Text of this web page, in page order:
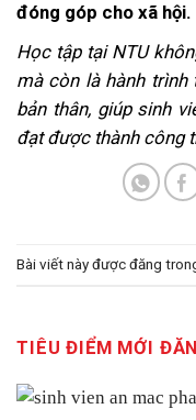
đóng góp cho xã hội.
Học tập tại NTU
mà còn là hành trình
bản thân, giúp sinh
đạt được thành công
Bài viết này được đăng
TIÊU ĐIỂM MỚI